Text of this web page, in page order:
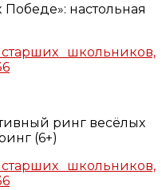
Победе»: настольная
школьников,
ринг весёлых
(6+)
школьников,